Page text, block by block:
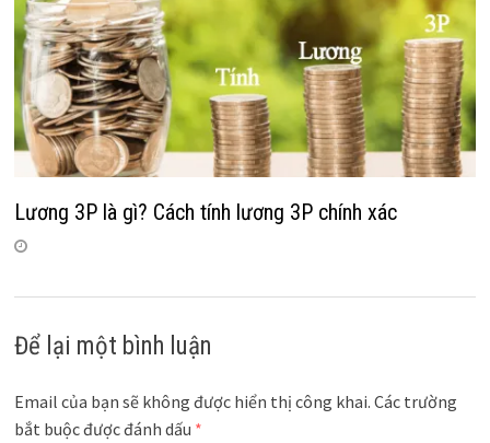
Lương 3P là gì? Cách tính lương 3P chính xác
Để lại một bình luận
Email của bạn sẽ không được hiển thị công khai. Các trường
bắt buộc được đánh dấu *